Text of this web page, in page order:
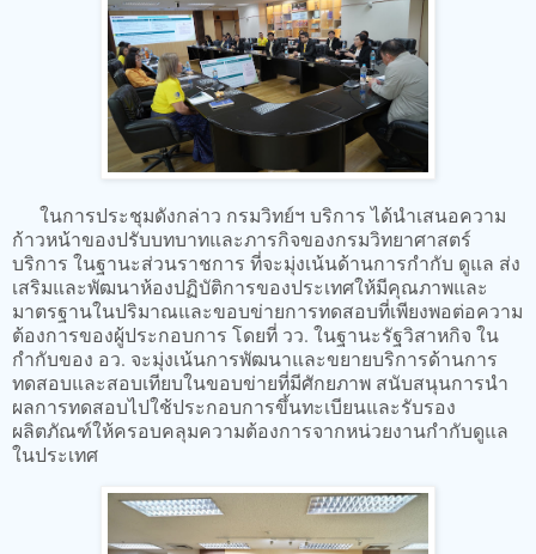
ในการประชุมดังกล่าว กรมวิทย์ฯ บริการ ได้นำเสนอความ
ก้าวหน้าของปรับบทบาทและภารกิจของกรมวิทยาศาสตร์
บริการ ในฐานะส่วนราชการ ที่จะมุ่งเน้นด้านการกำกับ ดูแล ส่ง
เสริมและพัฒนาห้องปฏิบัติการของประเทศให้มีคุณภาพและ
มาตรฐานในปริมาณและขอบข่ายการทดสอบที่เพียงพอต่อความ
ต้องการของผู้ประกอบการ โดยที่ วว. ในฐานะรัฐวิสาหกิจ ใน
กำกับของ อว.​ จะมุ่งเน้นการพัฒนาและขยายบริการด้านการ
ทดสอบและสอบเทียบในขอบข่ายที่มีศักยภาพ สนับสนุนการนำ
ผลการทดสอบไปใช้ประกอบการขึ้นทะเบียนและรับรอง
ผลิตภัณฑ์ให้ครอบคลุมความต้องการจากหน่วยงานกำกับดูแล
ในประเทศ